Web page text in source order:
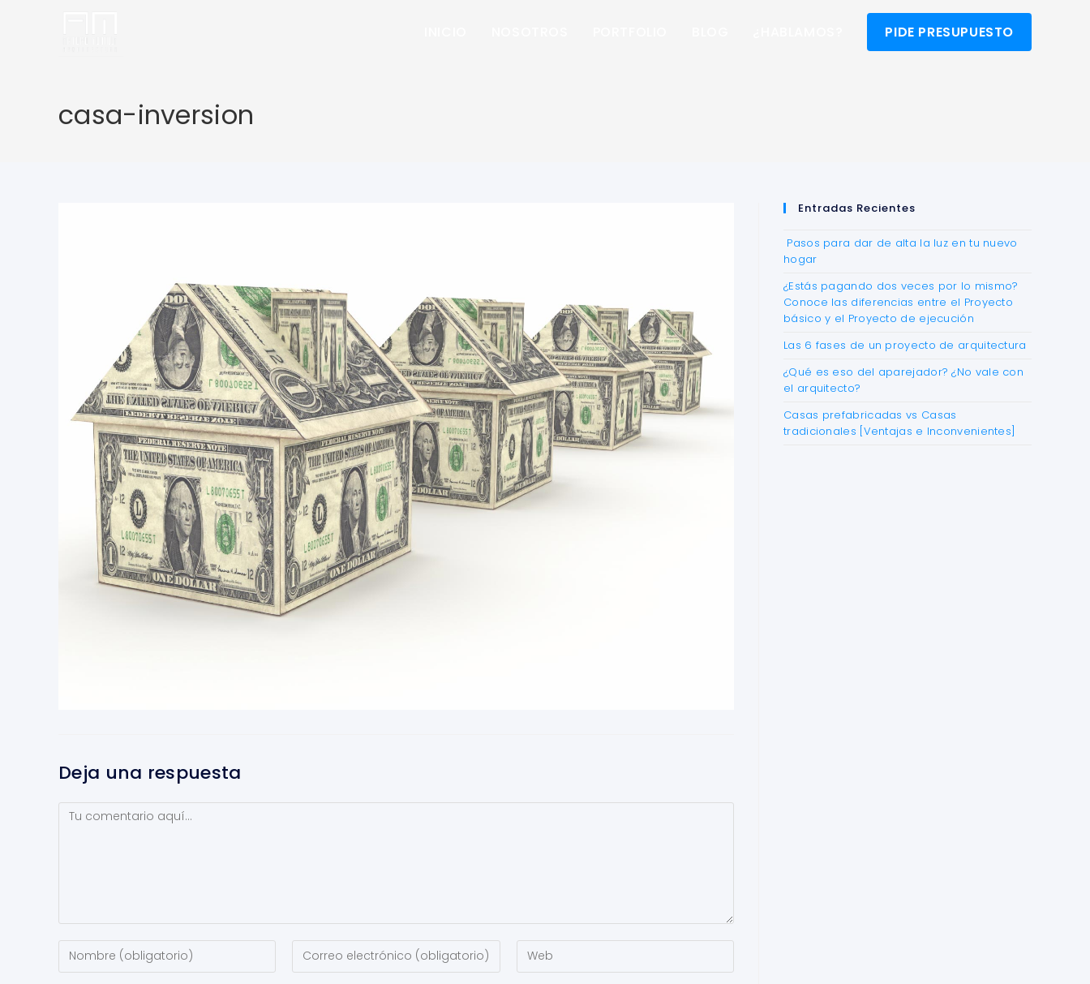
PIDE PRESUPUESTO
casa-inversion
Deja una respuesta
Entradas Recientes
Pasos para dar de alta la luz en tu nuevo
hogar
¿Estás pagando dos veces por lo mismo?
Conoce las diferencias entre el Proyecto
básico y el Proyecto de ejecución
Las 6 fases de un proyecto de arquitectura
¿Qué es eso del aparejador? ¿No vale con
el arquitecto?
Casas prefabricadas vs Casas
tradicionales [Ventajas e Inconvenientes]